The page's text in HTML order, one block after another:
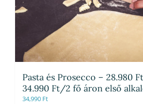
Pasta és Prosecco – 28.980
34.990 Ft/2 fő áron első
34,990 Ft